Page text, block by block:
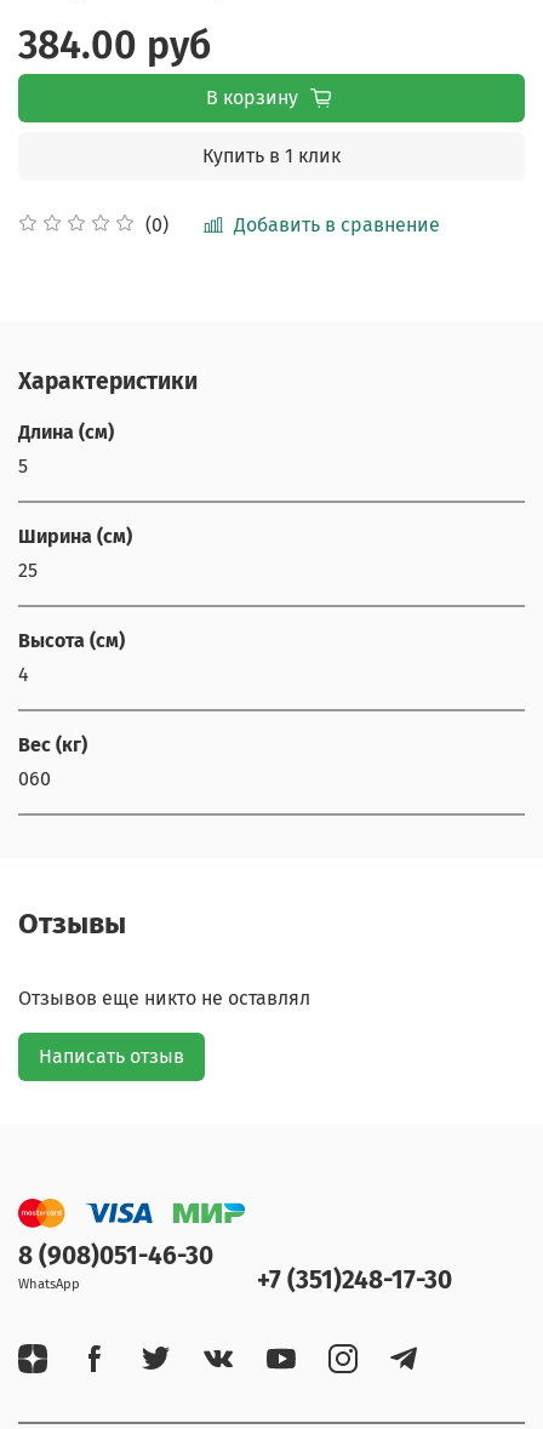
(0) Добавить в сравнение
384.00 руб
В корзину
Купить в 1 клик
Характеристики
Длина (см)
5
Ширина (см)
25
Высота (см)
4
Вес (кг)
060
Отзывы
Отзывов еще никто не оставлял
Написать отзыв
8 (908)051-46-30
WhatsApp +7 (351)248-17-30